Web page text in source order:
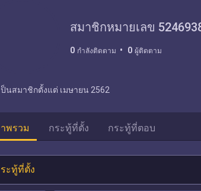
สมาชิกหมายเลข
0 กำลังติดตาม 0 ผู้ติดตาม
ป็นสมาชิกตั้งแต่ เมษายน 2562
พรวม กระทู้ที่ตั้ง กระทู้ที่ตอบ
ะทู้ที่ตั้ง